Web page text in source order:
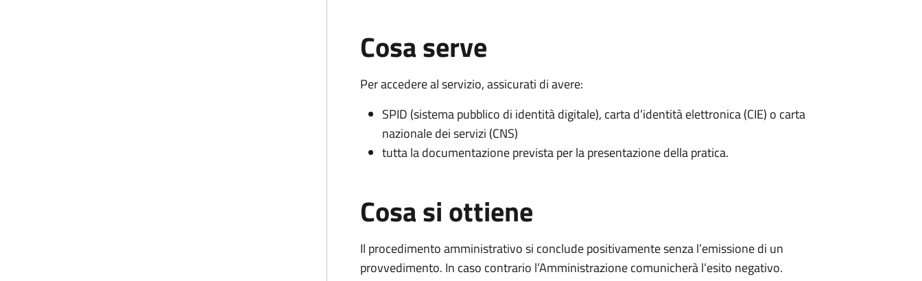
Cosa serve
Per accedere al servizio, assicurati di avere:
SPID (sistema pubblico di identità digitale), carta d’identità elettronica (CIE) o carta
nazionale dei servizi (CNS)
tutta la documentazione prevista per la presentazione della pratica.
Cosa si ottiene
Il procedimento amministrativo si conclude positivamente senza l’emissione di un
provvedimento. In caso contrario l’Amministrazione comunicherà l’esito negativo.